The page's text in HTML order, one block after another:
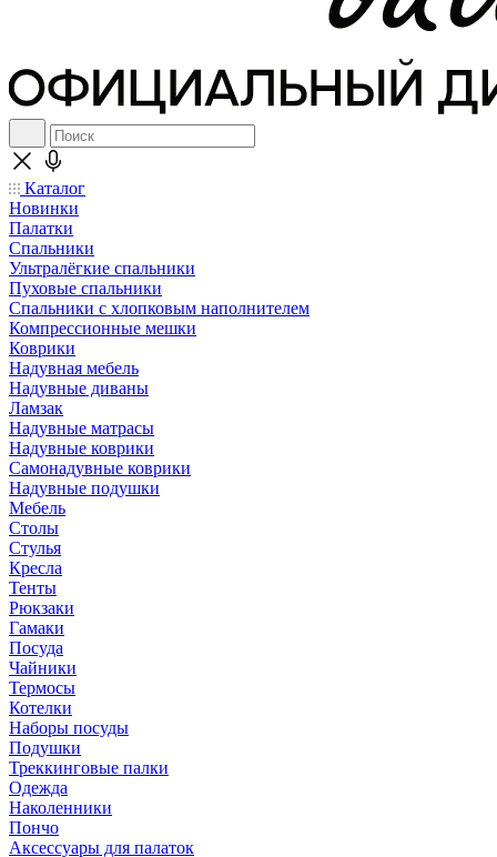
Каталог
Новинки
Палатки
Спальники
Ультралёгкие спальники
Пуховые спальники
Спальники с хлопковым наполнителем
Компрессионные мешки
Коврики
Надувная мебель
Надувные диваны
Ламзак
Надувные матрасы
Надувные коврики
Самонадувные коврики
Надувные подушки
Мебель
Столы
Стулья
Кресла
Тенты
Рюкзаки
Гамаки
Посуда
Чайники
Термосы
Котелки
Наборы посуды
Подушки
Треккинговые палки
Одежда
Наколенники
Пончо
Аксессуары для палаток